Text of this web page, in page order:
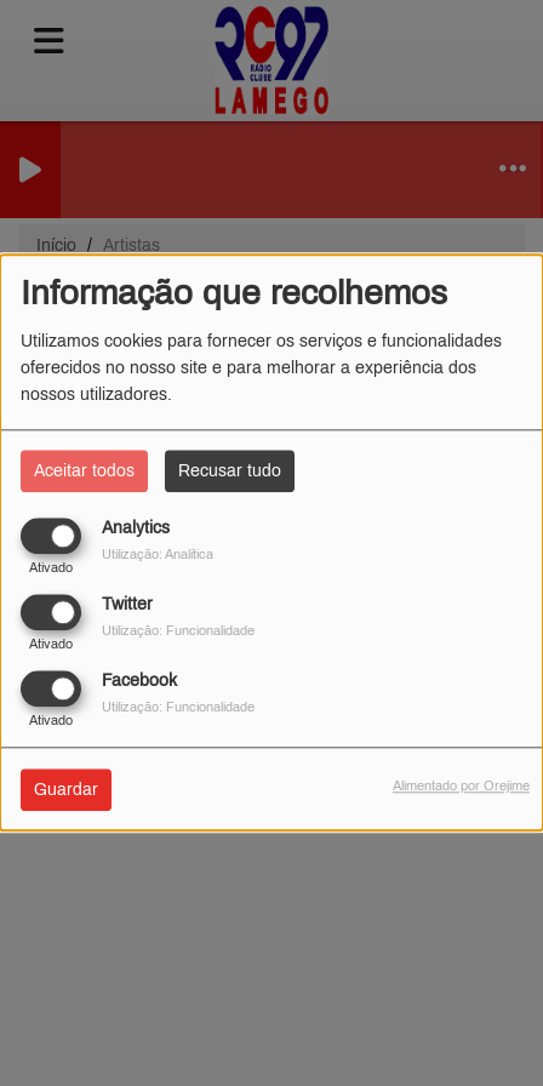
Informação que recolhemos
Utilizamos cookies para fornecer os serviços e funcionalidades
oferecidos no nosso site e para melhorar a experiência dos
nossos utilizadores.
Aceitar todos Recusar tudo
Analytics
Ativado
Utilização: Analítica
Twitter
Ativado
Utilização: Funcionalidade
Facebook
Ativado
Utilização: Funcionalidade
Guardar Alimentado por Orejime
Início Artistas
Artistas
Tudo 0-9 A B C D E F G H I
J
K
L M O P Q
X
Y
Não foram encontrados resultados.